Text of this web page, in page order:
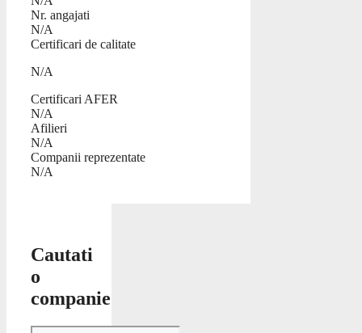
Nr. angajati
N/A
Certificari de calitate
N/A
Certificari AFER
N/A
Afilieri
N/A
Companii reprezentate
N/A
Cautati
o
companie